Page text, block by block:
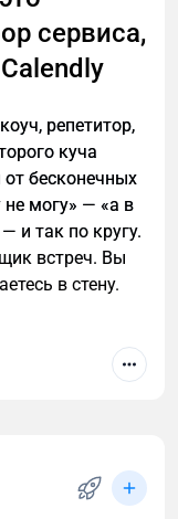
на режим 24/7
сервиса,
репетитор,
куча
бесконечных
не могу» — «а в
и так по кругу.
встреч. Вы
в стену.